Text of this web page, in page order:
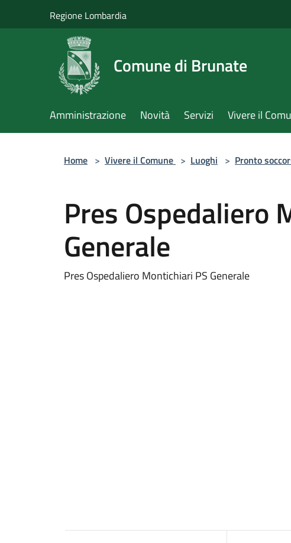
Regione Lombardia
Comune di Brunate
Amministrazione Novità Servizi Vivere il
Home > Vivere il Comune > Luoghi > Pronto
Pres Ospedaliero
Generale
Pres Ospedaliero Montichiari PS Generale